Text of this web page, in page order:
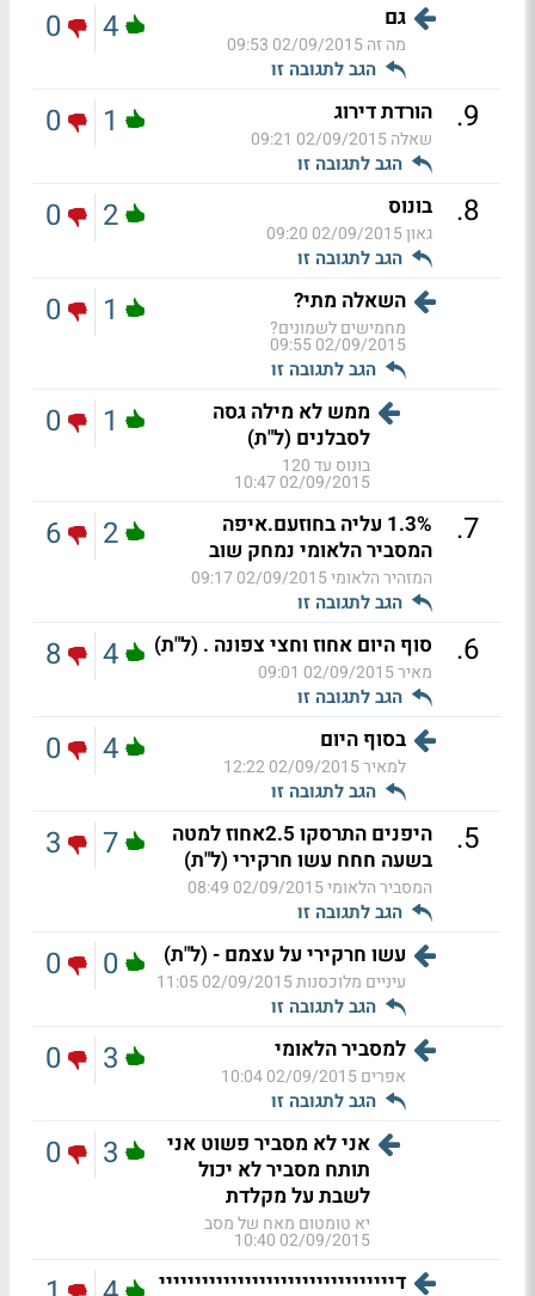
גם
מה זה02/09/2015 09:53
הגב לתגובה זו
4
0
9
. הורדת דירוג
שאלה02/09/2015 09:21
הגב לתגובה זו
1
0
8
. בונוס
גאון02/09/2015 09:20
הגב לתגובה זו
2
0
השאלה מתי?
מחמישים לשמונים?
02/09/2015 09:55
הגב לתגובה זו
1
0
ממש לא מילה גסה
לסבלנים (ל"ת)
בונוס עד 120
02/09/2015 10:47
1
0
7
.
1.3% עליה בחוזעם.איפה
המסביר הלאומי נמחק שוב
המזהיר הלאומי02/09/2015 09:17
הגב לתגובה זו
2
6
6
. סוף היום אחוז וחצי צפונה . (ל"ת)
מאיר02/09/2015 09:01
הגב לתגובה זו
4
8
בסוף היום
למאיר02/09/2015 12:22
הגב לתגובה זו
4
0
5
.
היפנים התרסקו 2.5אחוז למטה
בשעה חחח עשו חרקירי (ל"ת)
המסביר הלאומי02/09/2015 08:49
הגב לתגובה זו
7
3
עשו חרקירי על עצמם - (ל"ת)
עיניים מלוכסנות02/09/2015 11:05
הגב לתגובה זו
0
0
למסביר הלאומי
אפרים02/09/2015 10:04
הגב לתגובה זו
3
0
אני לא מסביר פשוט אני
תותח מסביר לא יכול
לשבת על מקלדת
יא טומטום מאח של מסב
02/09/2015 10:40
3
0
דייייייייייייייייייייייייייייייייי